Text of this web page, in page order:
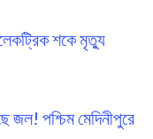
শকে মৃত্যু
জল! পশ্চিম মেদিনীপুরে